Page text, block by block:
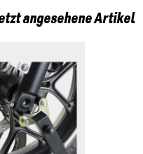
angesehene Artikel